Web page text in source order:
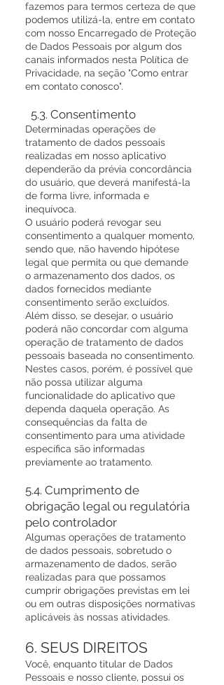
fazemos para termos certeza de que
podemos utilizá-la, entre em contato
com nosso Encarregado de Proteção
de Dados Pessoais por algum dos
canais informados nesta Política de
Privacidade, na seção "Como entrar
em contato conosco".
5.3. Consentimento
Determinadas operações de
tratamento de dados pessoais
realizadas em nosso aplicativo
dependerão da prévia concordância
do usuário, que deverá manifestá-la
de forma livre, informada e
inequívoca.
O usuário poderá revogar seu
consentimento a qualquer momento,
sendo que, não havendo hipótese
legal que permita ou que demande
o armazenamento dos dados, os
dados fornecidos mediante
consentimento serão excluídos.
Além disso, se desejar, o usuário
poderá não concordar com alguma
operação de tratamento de dados
pessoais baseada no consentimento.
Nestes casos, porém, é possível que
não possa utilizar alguma
funcionalidade do aplicativo que
dependa daquela operação. As
consequências da falta de
consentimento para uma atividade
específica são informadas
previamente ao tratamento.
5.4. Cumprimento de
obrigação legal ou regulatória
pelo controlador
Algumas operações de tratamento
de dados pessoais, sobretudo o
armazenamento de dados, serão
realizadas para que possamos
cumprir obrigações previstas em lei
ou em outras disposições normativas
aplicáveis às nossas atividades.
6. SEUS DIREITOS
Você, enquanto titular de Dados
Pessoais e nosso cliente, possui os